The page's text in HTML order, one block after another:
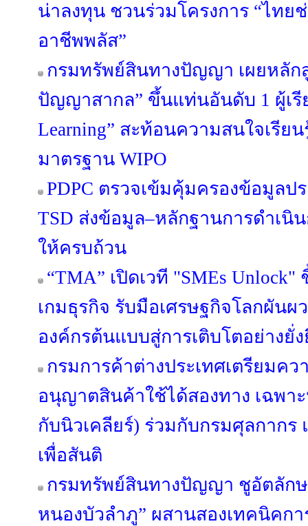
น่าลงทุน ชวนร่วมโครงการ “ไทย
อาชีพพลัส”
กรมทรัพย์สินทางปัญญา เผยหลัก
ปัญญาสากล” ขึ้นแท่นอันดับ 1 ผู้เรี
Learning” สะท้อนความสนใจเรีย
มาตรฐาน WIPO
PDPC ตรวจเข้มคุ้มครองข้อมูลป
TSD ส่งข้อมูล–หลักฐานการดำเนิ
ให้ครบถ้วน
“TMA” เปิดเวที "SMEs Unlock"
เกมธุรกิจ รับมือเศรษฐกิจโลกผัน
องค์กรต้นแบบสู่การเติบโตอย่างยั่
กรมการค้าต่างประเทศเตรียมค
อนุญาตสินค้าใช้ได้สองทาง เฉพา
กับนิวเคลียร์) ร่วมกับกรมศุลกาก
เพื่อสันติ
กรมทรัพย์สินทางปัญญา ชูอัตลัก
หนองบัวลำภู” ผสานสองเทคนิคก